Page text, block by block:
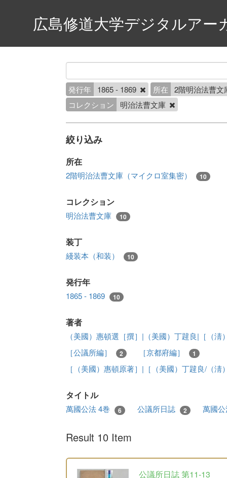
広島修道大学デジタルアー
発行年 1865 - 1869 所在
2階明治法曹
コレクション
明治法曹文庫
絞り込み
所在
2階明治法曹文庫（マイクロ室集密） 10
コレクション
明治法曹文庫 10
装丁
綫装本（和装） 10
発行年
1865 - 1869 10
著者
（美國）惠頓選［撰］|（美國）丁韙良|［（
［公議所編］
2 ［京都府編］ 1
［（美國）惠頓原著］|［（美國）丁韙良/（
タイトル
萬國公法 4巻 6 公議所日誌 2 萬國
Result 10 Item
公議所日誌 第11-13